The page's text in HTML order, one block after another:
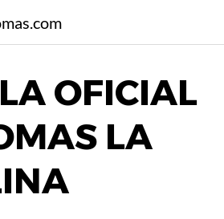
OFICIAL
LA